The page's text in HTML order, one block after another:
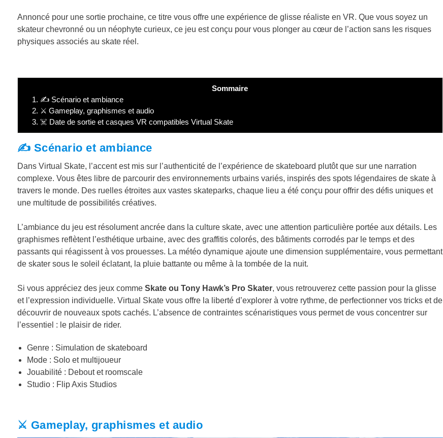
Annoncé pour une sortie prochaine, ce titre vous offre une expérience de glisse réaliste en VR. Que vous soyez un
skateur chevronné ou un néophyte curieux, ce jeu est conçu pour vous plonger au cœur de l’action sans les risques
physiques associés au skate réel.
Sommaire
1. ✍️ Scénario et ambiance
2. ⚔️ Gameplay, graphismes et audio
3. ☠️ Date de sortie et casques VR compatibles Virtual Skate
✍️ Scénario et ambiance
Dans Virtual Skate, l’accent est mis sur l’authenticité de l’expérience de skateboard plutôt que sur une narration
complexe. Vous êtes libre de parcourir des environnements urbains variés, inspirés des spots légendaires de skate à
travers le monde. Des ruelles étroites aux vastes skateparks, chaque lieu a été conçu pour offrir des défis uniques et
une multitude de possibilités créatives.
L’ambiance du jeu est résolument ancrée dans la culture skate, avec une attention particulière portée aux détails. Les
graphismes reflètent l’esthétique urbaine, avec des graffitis colorés, des bâtiments corrodés par le temps et des
passants qui réagissent à vos prouesses. La météo dynamique ajoute une dimension supplémentaire, vous permettant
de skater sous le soleil éclatant, la pluie battante ou même à la tombée de la nuit.
Si vous appréciez des jeux commeSkate ou Tony Hawk’s Pro Skater, vous retrouverez cette passion pour la glisse
et l’expression individuelle. Virtual Skate vous offre la liberté d’explorer à votre rythme, de perfectionner vos tricks et de
découvrir de nouveaux spots cachés. L’absence de contraintes scénaristiques vous permet de vous concentrer sur
l’essentiel : le plaisir de rider.
Genre : Simulation de skateboard
Mode : Solo et multijoueur
Jouabilité : Debout et roomscale
Studio : Flip Axis Studios
⚔️ Gameplay, graphismes et audio